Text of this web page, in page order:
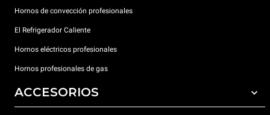
Hornos de convección profesionales
El Refrigerador Caliente
Hornos eléctricos profesionales
Hornos profesionales de gas
ACCESORIOS